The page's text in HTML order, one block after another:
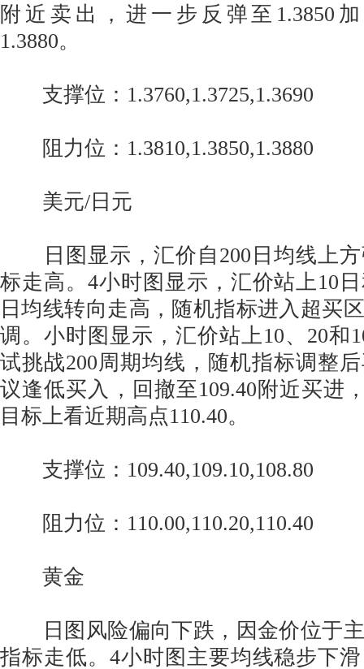
附近卖出，进一步反弹至1.3850
1.3880。
支撑位：1.3760,1.3725,1.3690
阻力位：1.3810,1.3850,1.3880
美元/日元
日图显示，汇价自200日均线上方
标走高。4小时图显示，汇价站上10
日均线转向走高，随机指标进入超买
调。小时图显示，汇价站上10、20和
试挑战200周期均线，随机指标调整
议逢低买入，回撤至109.40附近买进
目标上看近期高点110.40。
支撑位：109.40,109.10,108.80
阻力位：110.00,110.20,110.40
黄金
日图风险偏向下跌，因金价位于主
指标走低。4小时图主要均线稳步下